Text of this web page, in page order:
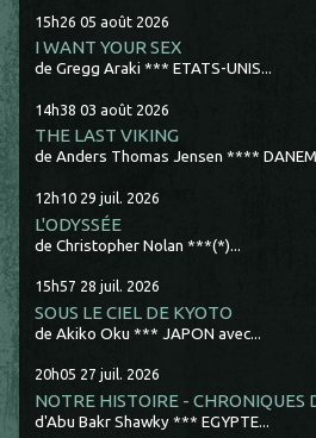
15h26 05 août 2026
I WANT YOUR SEX
de Gregg Araki *** ETATS-UNIS...
14h38 03 août 2026
THE LAST VIKING
de Anders Thomas Jensen ****
12h10 29 juil. 2026
L'ODYSSÉE
de Christopher Nolan ***(*)...
15h57 28 juil. 2026
SOUS LE CIEL DE KYOTO
de Akiko Oku *** JAPON avec...
20h05 27 juil. 2026
NOTRE HISTOIRE - CHRONIQUES
d'Abu Bakr Shawky *** EGYPTE...